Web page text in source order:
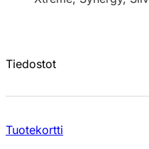
Tiedostot
Tuotekortti